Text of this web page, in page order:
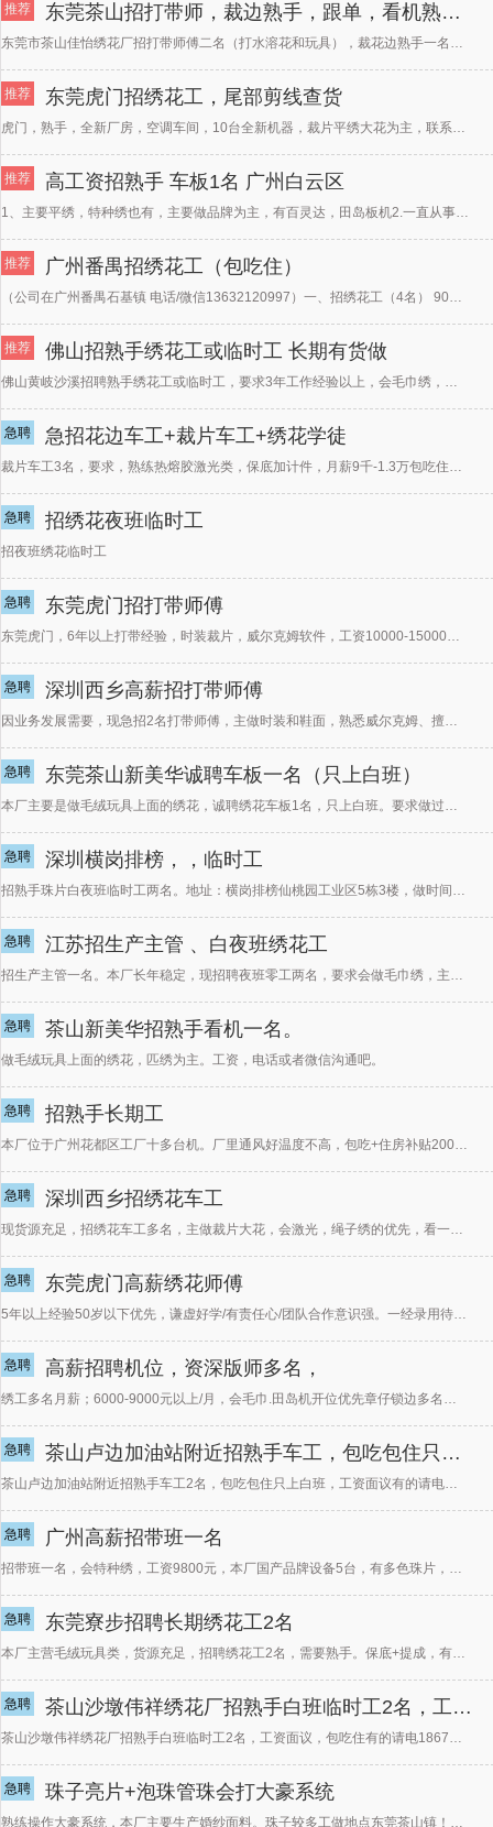
推荐 东莞茶山招打带师，裁边熟手，跟单，看机熟手，查货。
东莞市茶山佳怡绣花厂招打带师傅二名（打水溶花和玩具），裁花边熟手一名，跟单一名，招车工熟手多名，查货
推荐 东莞虎门招绣花工，尾部剪线查货
虎门，熟手，全新厂房，空调车间，10台全新机器，裁片平绣大花为主，联系人：陈生18967137222
推荐 高工资招熟手 车板1名 广州白云区
1、主要平绣，特种绣也有，主要做品牌为主，有百灵达，田岛板机2.一直从事车板3年以上3.有意者请打1
推荐 广州番禺招绣花工（包吃住）
（公司在广州番禺石基镇 电话/微信13632120997）一、招绣花工（4名） 9000-1
推荐 佛山招熟手绣花工或临时工 长期有货做
佛山黄岐沙溪招聘熟手绣花工或临时工，要求3年工作经验以上，会毛巾绣，月休两天，做服装，包吃住，长期有
急聘 急招花边车工+裁片车工+绣花学徒
裁片车工3名，要求，熟练热熔胶激光类，保底加计件，月薪9千-1.3万包吃住，花边车工2名，熟练花边水
急聘 招绣花夜班临时工
招夜班绣花临时工
急聘 东莞虎门招打带师傅
东莞虎门，6年以上打带经验，时装裁片，威尔克姆软件，工资10000-15000有兴趣的联系15818
急聘 深圳西乡高薪招打带师傅
因业务发展需要，现急招2名打带师傅，主做时装和鞋面，熟悉威尔克姆、擅长珠子，珠片，多色国风工艺等等优
急聘 东莞茶山新美华诚聘车板一名（只上白班）
本厂主要是做毛绒玩具上面的绣花，诚聘绣花车板1名，只上白班。要求做过类似工作，经验丰富的人面试，工资
急聘 深圳横岗排榜，，临时工
招熟手珠片白夜班临时工两名。地址：横岗排榜仙桃园工业区5栋3楼，做时间短的，挑货的尽量不要打电
急聘 江苏招生产主管 、白夜班绣花工
招生产主管一名。本厂长年稳定，现招聘夜班零工两名，要求会做毛巾绣，主要做衣服裁片类，平绣，毛巾。 看
急聘 茶山新美华招熟手看机一名。
做毛绒玩具上面的绣花，匹绣为主。工资，电话或者微信沟通吧。
急聘 招熟手长期工
本厂位于广州花都区工厂十多台机。厂里通风好温度不高，包吃+住房补贴200，停车方便招熟手裁片工3名，
急聘 深圳西乡招绣花车工
现货源充足，招绣花车工多名，主做裁片大花，会激光，绳子绣的优先，看一台机保底320＋超产，订单量大，
急聘 东莞虎门高薪绣花师傅
5年以上经验50岁以下优先，谦虚好学/有责任心/团队合作意识强。一经录用待遇丰厚！一经录取待遇从优，
急聘 高薪招聘机位，资深版师多名，
绣工多名月薪；6000-9000元以上/月，会毛巾.田岛机开位优先章仔锁边多名月薪：熟手，7000元
急聘 茶山卢边加油站附近招熟手车工，包吃包住只上白班，工资面议有的请电德胜13
茶山卢边加油站附近招熟手车工2名，包吃包住只上白班，工资面议有的请电德胜绣花厂13546915117
急聘 广州高薪招带班一名
招带班一名，会特种绣，工资9800元，本厂国产品牌设备5台，有多色珠片，毛巾，珠子，双色绳绣，激光绣
急聘 东莞寮步招聘长期绣花工2名
本厂主营毛绒玩具类，货源充足，招聘绣花工2名，需要熟手。保底+提成，有宿舍及食堂。月休2天，白夜班。
急聘 茶山沙墩伟祥绣花厂招熟手白班临时工2名，工资面议，包吃住有的请电1867
茶山沙墩伟祥绣花厂招熟手白班临时工2名，工资面议，包吃住有的请电18676754153黎生
急聘 珠子亮片+泡珠管珠会打大豪系统
熟练操作大豪系统，本厂主要生产婚纱面料。珠子较多工做地点东莞茶山镇！！！